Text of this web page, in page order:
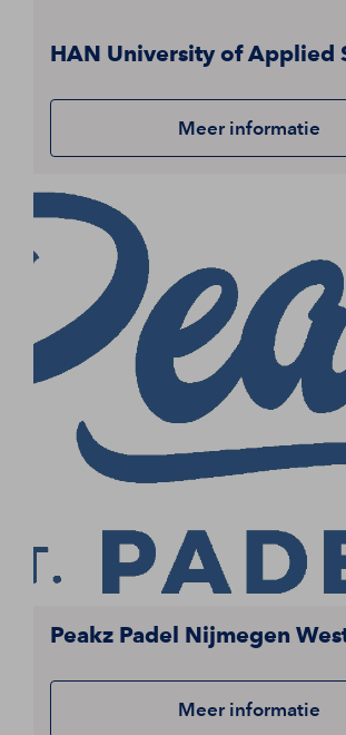
HAN University of Applied
Meer informatie
Peakz Padel Nijmegen
Meer informatie